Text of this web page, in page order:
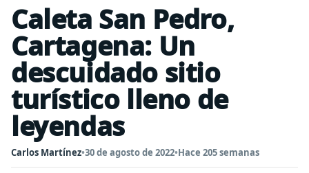
Caleta San Pedro,
Cartagena: Un
descuidado sitio
turístico lleno de
leyendas
Carlos Martínez•30 de agosto de 2022•Hace 205 semanas